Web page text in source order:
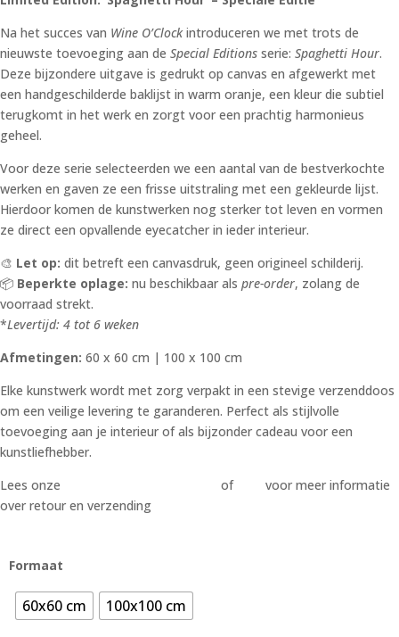
€ 525,00
Na het succes van Wine O’Clockintroduceren we met trots de
nieuwste toevoeging aan de Special Editions serie: Spaghetti Hour.
Deze bijzondere uitgave is gedrukt op canvas en afgewerkt met
een handgeschilderde baklijst in warm oranje, een kleur die subtiel
terugkomt in het werk en zorgt voor een prachtig harmonieus
geheel.
Voor deze serie selecteerden we een aantal van de bestverkochte
werken en gaven ze een frisse uitstraling met een gekleurde lijst.
Hierdoor komen de kunstwerken nog sterker tot leven en vormen
ze direct een opvallende eyecatcher in ieder interieur.
🎨 Let op: dit betreft een canvasdruk, geen origineel schilderij.
📦 Beperkte oplage: nu beschikbaar als pre-order, zolang de
voorraad strekt.
*Levertijd: 4 tot 6 weken
Afmetingen: 60 x 60 cm | 100 x 100 cm
Elke kunstwerk wordt met zorg verpakt in een stevige verzenddoos
om een veilige levering te garanderen. Perfect als stijlvolle
toevoeging aan je interieur of als bijzonder cadeau voor een
kunstliefhebber.
Lees onze
of
voor meer informatie
over retour en verzending
Formaat
60x60 cm 100x100 cm